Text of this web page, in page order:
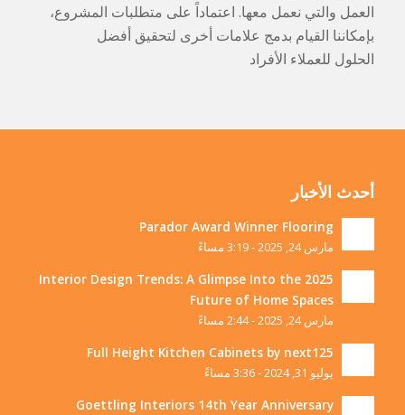
العمل والتي نعمل معها. اعتماداً على متطلبات المشروع،
بإمكاننا القيام بدمج علامات أخرى لتحقيق أفضل
الحلول للعملاء الأفراد
أحدث الأخبار
Parador Award Winner Flooring
مارس 24, 2025 - 3:19 مساءً
2025 Interior Design Trends: A Glimpse Into the
Future of Home Spaces
مارس 24, 2025 - 2:44 مساءً
Full Height Kitchen Cabinets by next125
يوليو 31, 2024 - 3:36 مساءً
Goettling Interiors 14th Year Anniversary